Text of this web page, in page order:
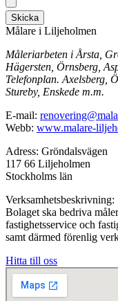
Skicka
Målare i Liljeholmen
Måleriarbeten i Årsta,
Hägersten, Örnsberg,
Telefonplan. Axelsberg,
Stureby, Enskede m.m.
E-mail:
Webb: www.malare-
Adress: Gröndalsvägen
117 66 Liljeholmen
Stockholms län
Verksamhetsbeskrivning:
Bolaget ska bedriva
fastighetsservice och
samt därmed förenlig
Hitta till oss